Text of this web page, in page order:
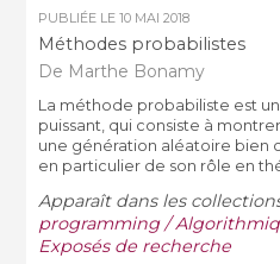
PUBLIÉE LE10 MAI 2018
Méthodes probabilistes
De Marthe Bonamy
La méthode probabiliste est
puissant, qui consiste à
une génération aléatoire bien
en particulier de son rôle en
Apparaît dans les
programming /
Exposés de recherche